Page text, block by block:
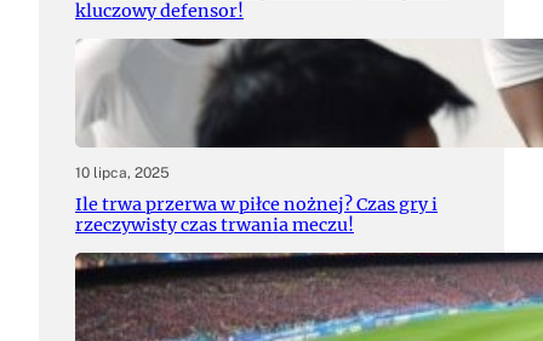
kluczowy defensor!
10 lipca, 2025
Ile trwa przerwa w piłce nożnej? Czas gry i
rzeczywisty czas trwania meczu!